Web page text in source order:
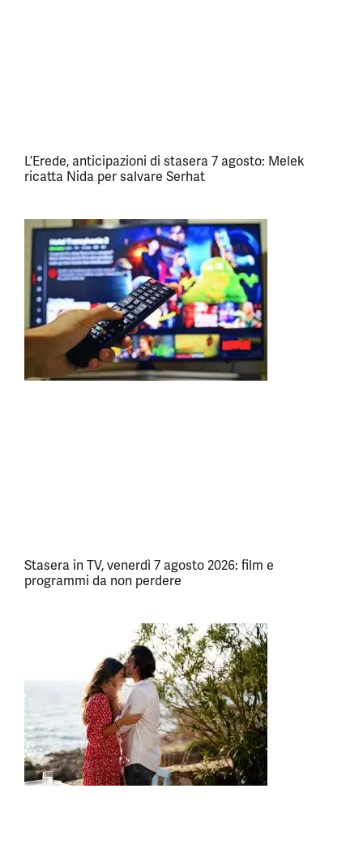
L’Erede, anticipazioni di stasera 7 agosto: Melek
ricatta Nida per salvare Serhat
Stasera in TV, venerdì 7 agosto 2026: film e
programmi da non perdere